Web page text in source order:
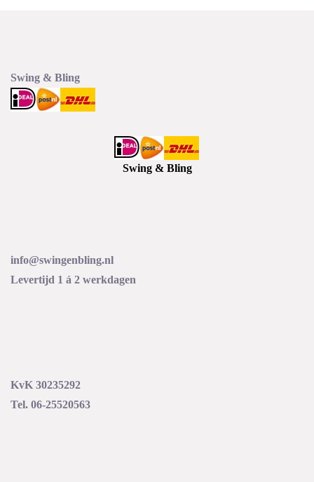
Swing & Bling
Swing & Bling
info@swingenbling.nl
Levertijd 1 á 2 werkdagen
KvK 30235292
Tel. 06-25520563